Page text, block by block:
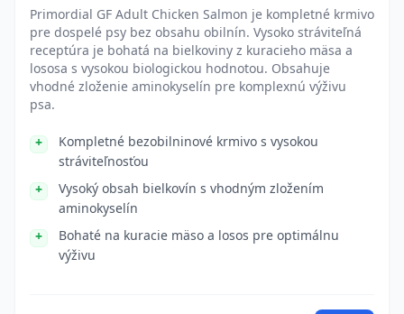
Primordial GF Adult Chicken Salmon je kompletné krmivo
pre dospelé psy bez obsahu obilnín. Vysoko stráviteľná
receptúra je bohatá na bielkoviny z kuracieho mäsa a
lososa s vysokou biologickou hodnotou. Obsahuje
vhodné zloženie aminokyselín pre komplexnú výživu
psa.
Kompletné bezobilninové krmivo s vysokou
stráviteľnosťou
Vysoký obsah bielkovín s vhodným zložením
aminokyselín
Bohaté na kuracie mäso a losos pre optimálnu
výživu